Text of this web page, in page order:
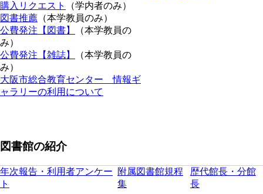
購入リクエスト
（学内者のみ）
図書推薦 （本学教員のみ）
公費発注【図書】
（本学教員の
み）
公費発注【雑誌】
（本学教員の
み）
大阪市総合教育センター 情報ギ
ャラリーの利用について
図書館の紹介
年次報告・利用者アンケー
ト
附属図書館規程
集
歴代館長・分館
長